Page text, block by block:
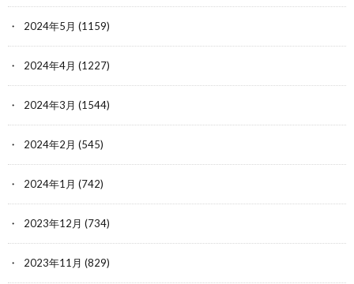
2024年5月 (1159)
2024年4月 (1227)
2024年3月 (1544)
2024年2月 (545)
2024年1月 (742)
2023年12月 (734)
2023年11月 (829)